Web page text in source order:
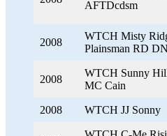
AFTDcdsm
2008
WTCH Misty
Plainsman RD
2008
WTCH Sunny
MC Cain
2008 WTCH JJ Sonny